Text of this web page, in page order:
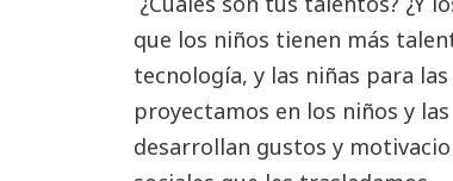
que los niños tienen más
tecnología, y las niñas para
proyectamos en los niños y
desarrollan gustos y